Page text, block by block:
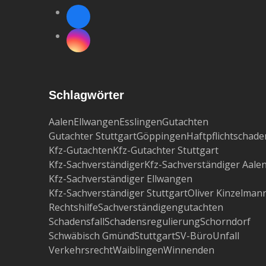
Facebook
Instagram
Schlagwörter
AalenEllwangenEsslingenGutachten
Gutachter StuttgartGöppingen
Kfz-GutachtenKfz-Gutachter Stuttgart
Kfz-SachverständigerKfz-Sachverständiger Aalen
Kfz-Sachverständiger Ellwangen
Kfz-Sachverständiger StuttgartOliver
RechtshilfeSachverständigengutachten
SchadensfallSchadensregulierungSchorndorf
Schwäbisch GmündStuttgartSV-BüroUnfall
VerkehrsrechtWaiblingenWinnenden